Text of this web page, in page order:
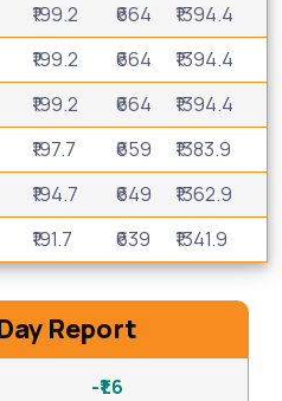
₹199.2 ₹664
₹1394.4
₹199.2 ₹664
₹1394.4
₹199.2 ₹664
₹1394.4
₹197.7 ₹659
₹1383.9
₹194.7 ₹649
₹1362.9
₹191.7 ₹639 ₹1341.9
Report
-₹1.6